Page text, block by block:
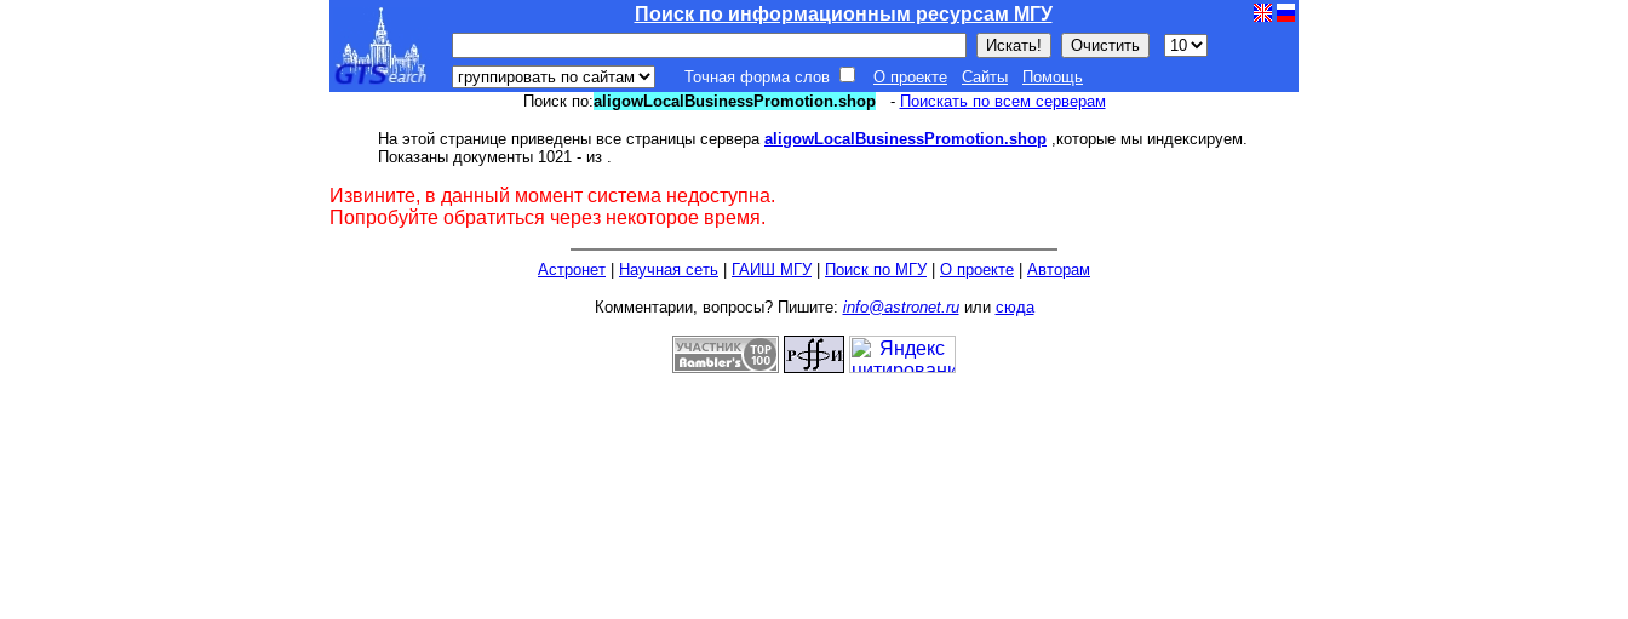
Поиск по информационным ресурсам МГУ
Точная форма слов О проекте Сайты
Помощь
Поиск по:aligowLocalBusinessPromotion.shop- Поискать по всем серверам
На этой странице приведены все страницы сервера aligowLocalBusinessPromotion.shop ,которые мы индексируем.
Показаны документы 1021 - из .
Извините, в данный момент система недоступна.
Попробуйте обратиться через некоторое время.
Астронет Научная сеть ГАИШ МГУ| Поиск по МГУ| О проекте Авторам
Комментарии, вопросы? Пишите: info@astronet.ruили сюда